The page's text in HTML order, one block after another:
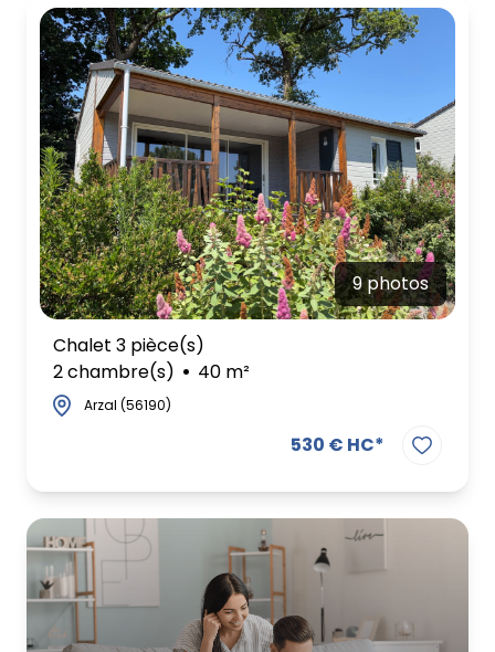
9 photos
Chalet 3 pièce(s)
2 chambre(s)
40 m²
Arzal (56190)
530 € HC*